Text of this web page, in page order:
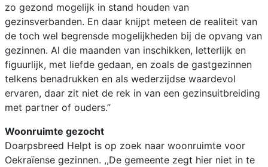
zo gezond mogelijk in stand houden van
gezinsverbanden. En daar knijpt meteen de realiteit van
de toch wel begrensde mogelijkheden bij de opvang van
gezinnen. Al die maanden van inschikken, letterlijk en
figuurlijk, met liefde gedaan, en zoals de gastgezinnen
telkens benadrukken en als wederzijdse waardevol
ervaren, daar zit niet de rek in van een gezinsuitbreiding
met partner of ouders.’’
Woonruimte gezocht
Doarpsbreed Helpt is op zoek naar woonruimte voor
Oekraïense gezinnen. ,,De gemeente zegt hier niet in te